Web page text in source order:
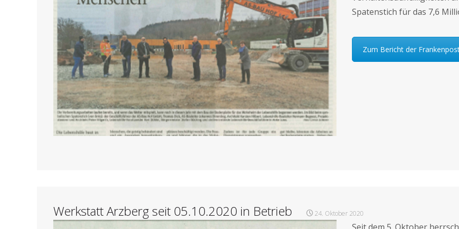
Spatenstich für das 7,6
Zum Bericht der
Werkstatt Arzberg seit 05.10.2020 in Betrieb 24. Oktober 2020
Seit dem 5. Oktober